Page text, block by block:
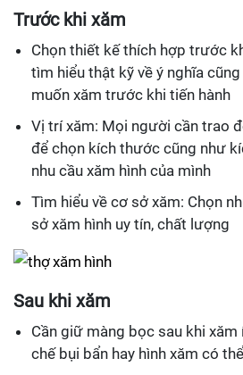
Trước khi xăm
Chọn thiết kế thích hợp trước
tìm hiểu thật kỹ về ý nghĩa
muốn xăm trước khi tiến hành
Vị trí xăm: Mọi người cần trao
để chọn kích thước cũng như
nhu cầu xăm hình của mình
Tìm hiểu về cơ sở xăm: Chọn
sở xăm hình uy tín, chất lượng
Sau khi xăm
Cần giữ màng bọc sau khi
chế bụi bẩn hay hình xăm có